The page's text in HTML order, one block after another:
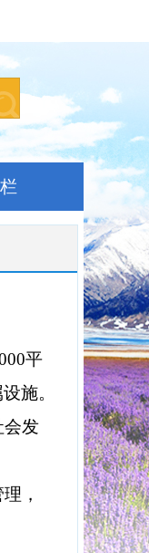
平
施。
会发
，